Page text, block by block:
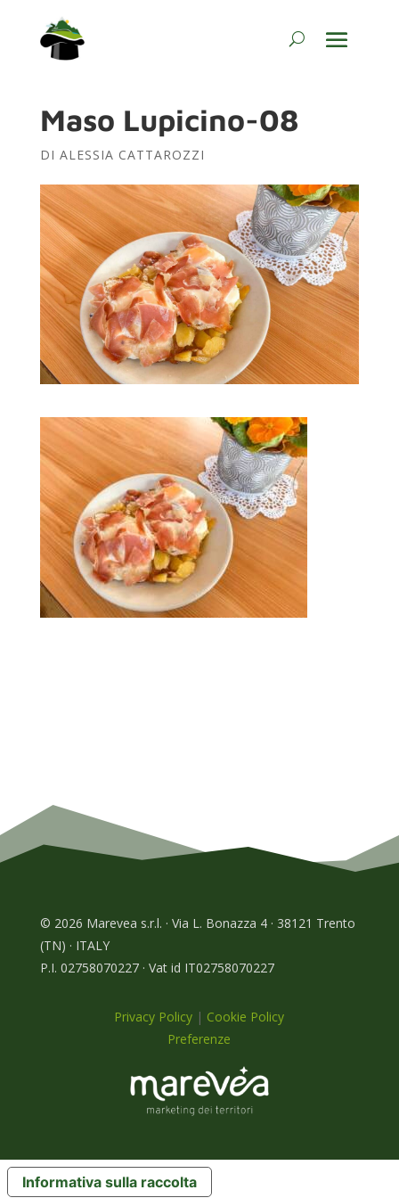
Maso Lupicino-08
DI ALESSIA CATTAROZZI
© 2026 Marevea s.r.l. · Via L. Bonazza 4 · 38121 Trento
(TN) · ITALY
P.I. 02758070227 · Vat id IT02758070227
Privacy Policy | Cookie Policy
Preferenze
Informativa sulla raccolta